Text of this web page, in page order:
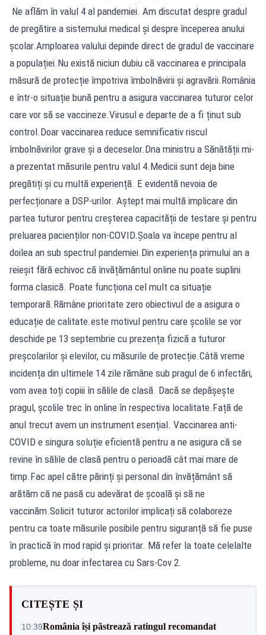
Ne aflăm în valul 4 al pandemiei. Am discutat despre gradul
de pregătire a sistemului medical și despre începerea anului
școlar.Amploarea valului depinde direct de gradul de vaccinare
a populației.Nu există niciun dubiu că vaccinarea e principala
măsură de protecție împotriva îmbolnăvirii și agravării.România
e într-o situație bună pentru a asigura vaccinarea tuturor celor
care vor să se vaccineze.Virusul e departe de a fi ținut sub
control.Doar vaccinarea reduce semnificativ riscul
îmbolnăvirilor grave și a deceselor.Dna ministru a Sănătății mi-
a prezentat măsurile pentru valul 4.Medicii sunt deja bine
pregătiți și cu multă experiență. E evidentă nevoia de
perfecționare a DSP-urilor. Aștept mai multă implicare din
partea tuturor pentru creșterea capacității de testare și pentru
preluarea pacienților non-COVID.Șoala va începe pentru al
doilea an sub spectrul pandemiei.Din experiența primului an a
reieșit fără echivoc că învățământul online nu poate suplini
forma clasică. Poate funcționa cel mult ca situație
temporară.Rămâne prioritate zero obiectivul de a asigura o
educație de calitate.este motivul pentru care școlile se vor
deschide pe 13 septembrie cu prezența fizică a tuturor
preșcolarilor și elevilor, cu măsurile de protecție.Câtă vreme
incidența din ultimele 14 zile rămâne sub pragul de 6 infectări,
vom avea toți copiii în sălile de clasă. Dacă se depășește
pragul, școlile trec în online în respectiva localitate.Față de
anul trecut avem un instrument esențial. Vaccinarea anti-
COVID e singura soluție eficientă pentru a ne asigura că se
revine în sălile de clasă pentru o perioadă cât mai mare de
timp.Fac apel către părinți și personal din învățământ să
arătăm că ne pasă cu adevărat de școală și să ne
vaccinăm.Solicit tuturor actorilor implicați să colaboreze
pentru ca toate măsurile posibile pentru siguranță să fie puse
în practică în mod rapid și prioritar. Mă refer la toate celelalte
probleme, nu doar infectarea cu Sars-Cov 2.
CITEȘTE ȘI
10:39România își păstrează ratingul recomandat